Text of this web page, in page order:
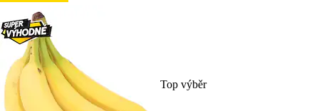
Top výběr